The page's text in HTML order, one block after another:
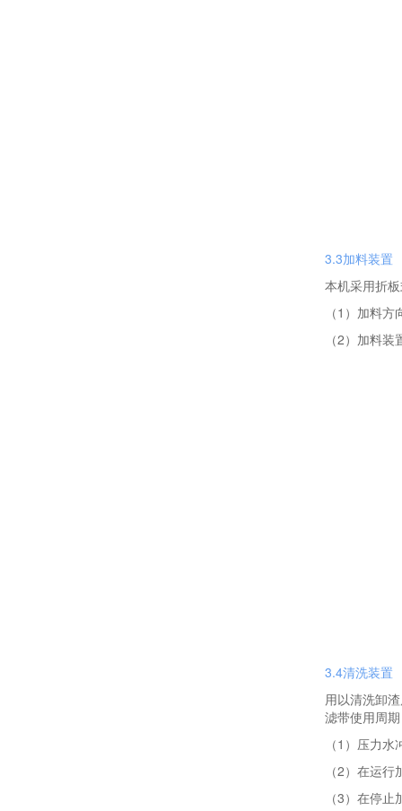
3.3加料装置
本机采用折
（1）加料
（2）加料
3.4清洗装置
用以清洗卸
滤带使用周
（1）压力
（2）在运
（3）在停